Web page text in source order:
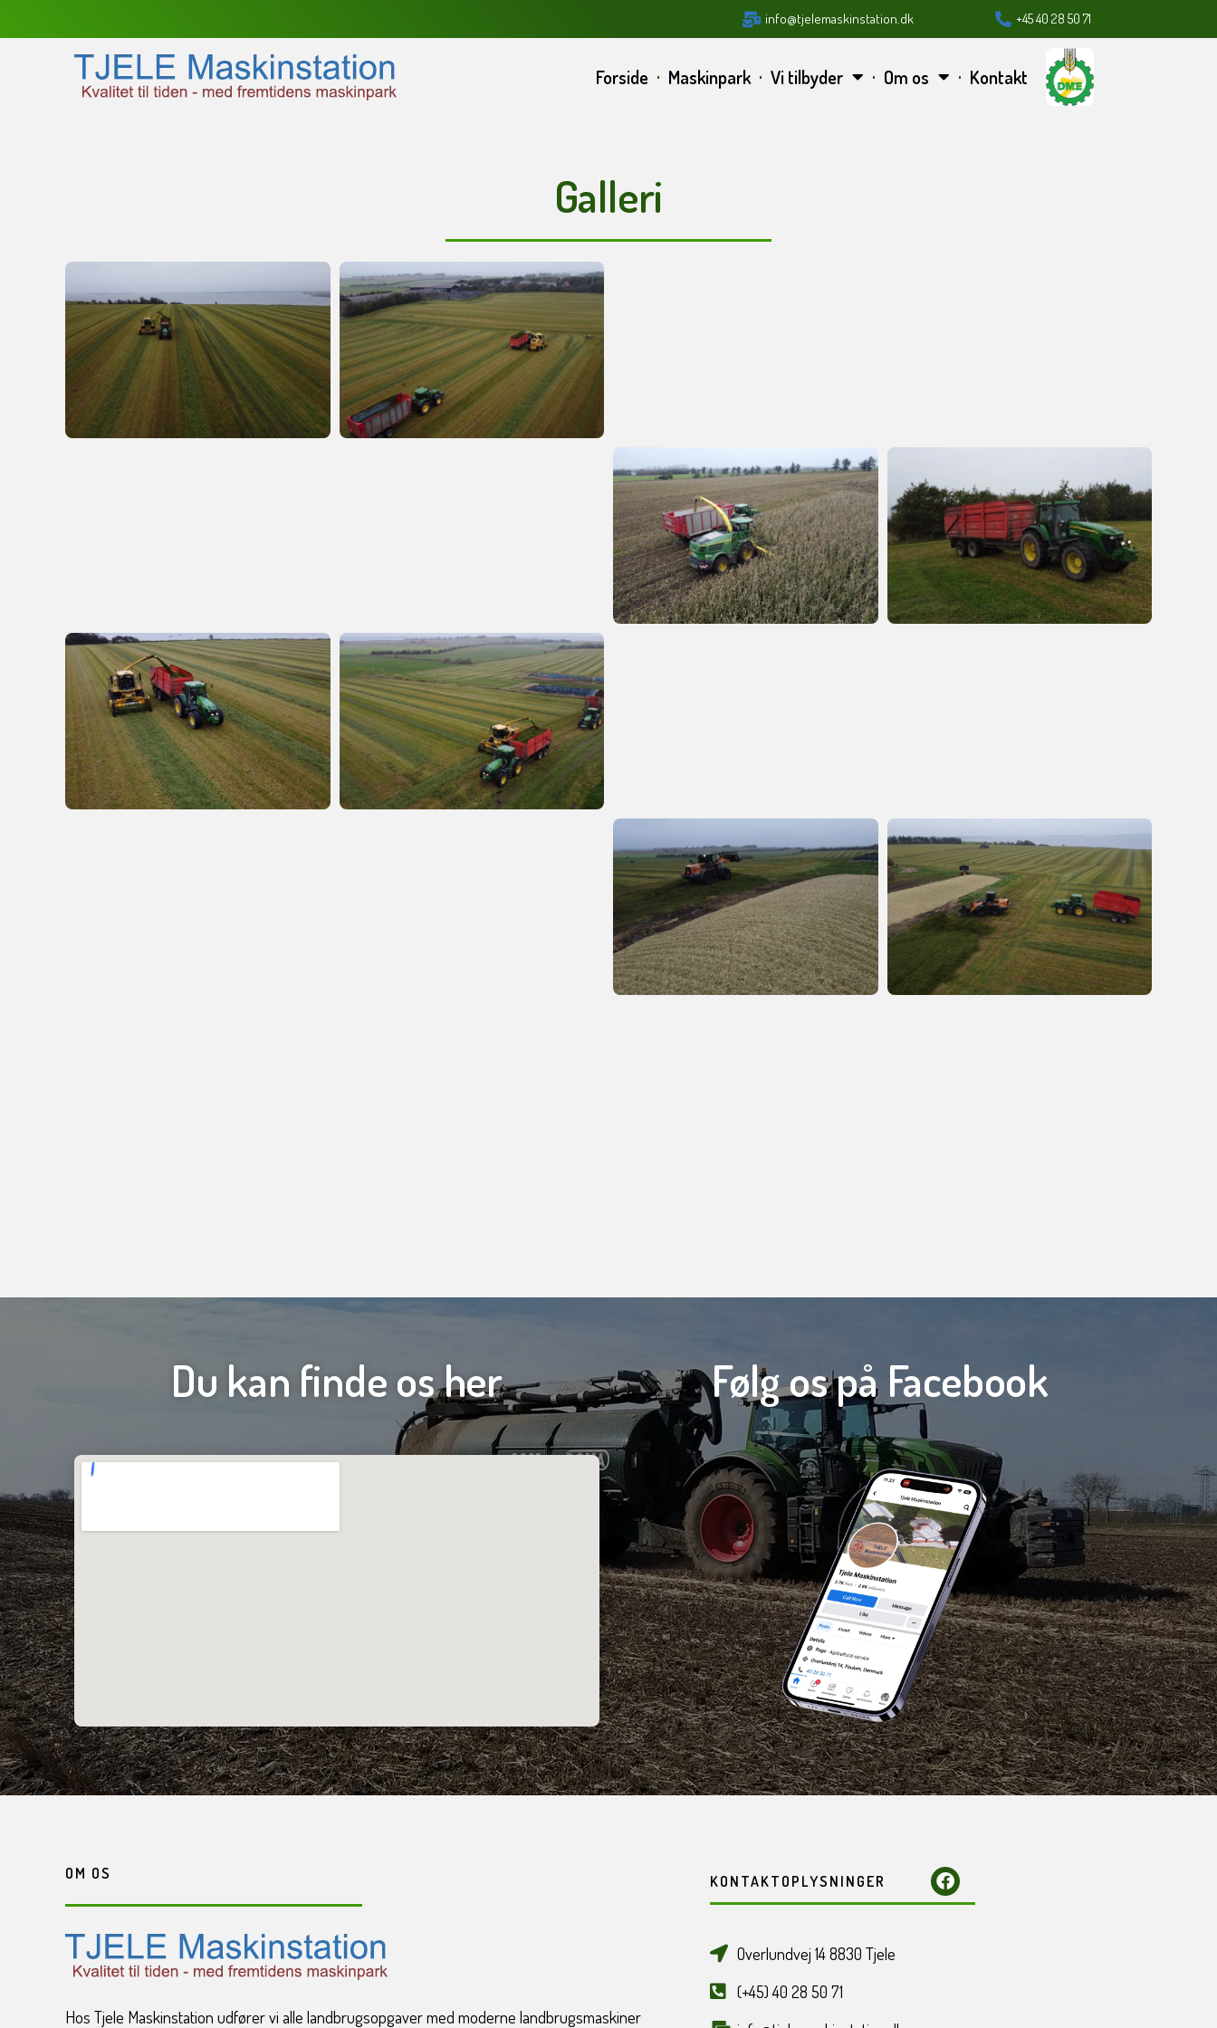
info@tjelemaskinstation.dk +45 40 28 50 71
Forside Maskinpark Vi tilbyder Om os Kontakt
Galleri
Du kan finde os her Følg os på Facebook
OM OS
​Hos Tjele Maskinstation udfører vi alle landbrugsopgaver med moderne landbrugsmaskiner
KONTAKTOPLYSNINGER​
Overlundvej 14 8830 Tjele
(+45) 40 28 50 71